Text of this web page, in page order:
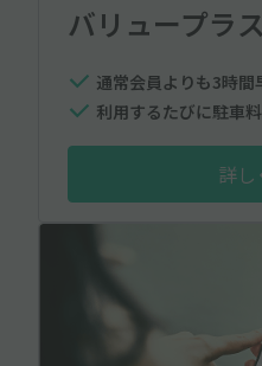
バリュープラス
通常会員よりも3時間
利用するたびに駐車
詳し